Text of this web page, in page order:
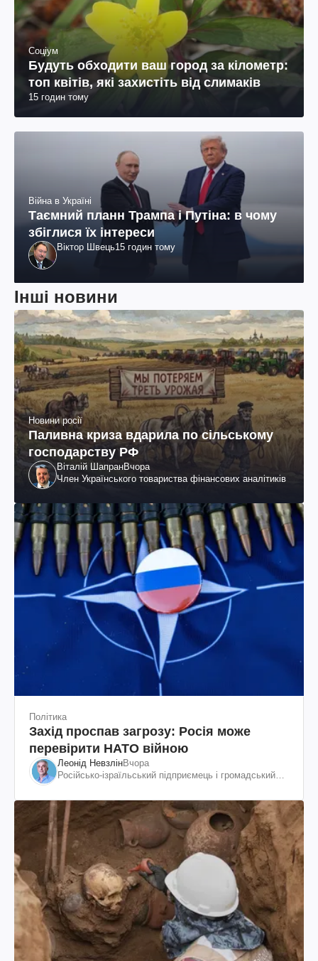
Соціум
Будуть обходити ваш город за кілометр:
топ квітів, які захистіть від слимаків
15 годин тому
Війна в Україні
Таємний планн Трампа і Путіна: в чому
збіглися їх інтереси
Віктор Швець15 годин тому
Інші новини
Новини росії
Паливна криза вдарила по сільському
господарству РФ
Віталій ШапранВчора
Член Українського товариства фінансових аналітиків
Політика
Захід проспав загрозу: Росія може
перевірити НАТО війною
Леонід НевзлінВчора
Російсько-ізраїльський підприємець і громадський